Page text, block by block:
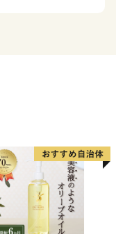
の皆様に西郷村